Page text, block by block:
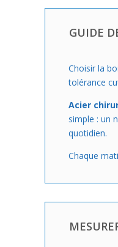
GUIDE
Choisir la
tolérance
Acier
simple : un
quotidien.
Chaque